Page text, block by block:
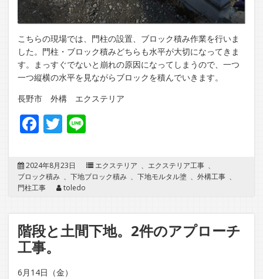
こちらの現場では、門柱の設置、ブロック積み作業を行いま
した。門柱・ブロック積みどちらも水平が大切になってきま
す。まっすぐでないと崩れの原因になってしまうので、一つ
一つ縦横の水平を見ながらブロックを積んでいきます。
長野市 外構 エクステリア
Facebook
Twitter
2024年8月23日 エクステリア 、 エクステリア工事 、
ブロック積み 、 下地ブロック積み 、 下地モルタル塗 、 外構工事 、
門柱工事
toledo
階段と土間下地。2件のアプローチ
工事。
6月14日（金）